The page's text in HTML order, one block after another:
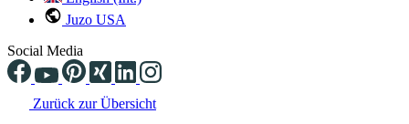
Juzo USA
Social Media
Zurück zur Übersicht